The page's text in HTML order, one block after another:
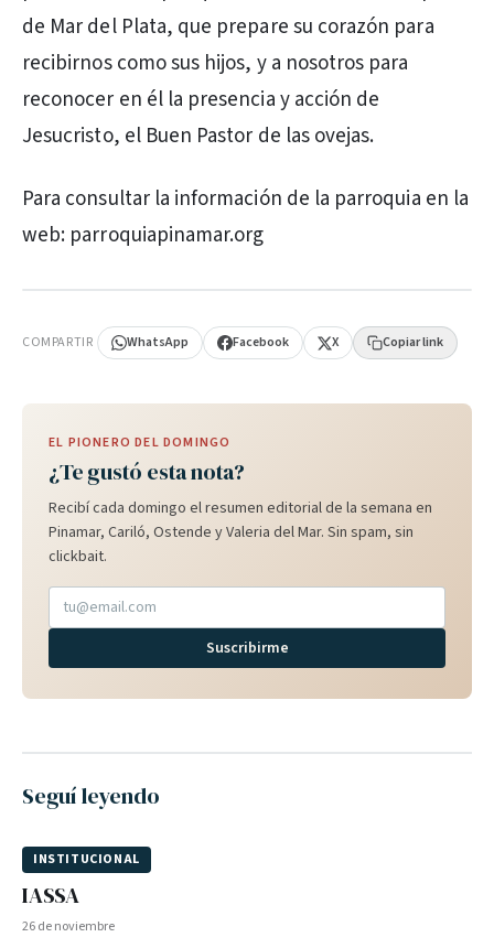
de Mar del Plata, que prepare su corazón para
recibirnos como sus hijos, y a nosotros para
reconocer en él la presencia y acción de
Jesucristo, el Buen Pastor de las ovejas.
Para consultar la información de la parroquia en la
web: parroquiapinamar.org
COMPARTIR WhatsApp Facebook X Copiar link
EL PIONERO DEL DOMINGO
¿Te gustó esta nota?
Recibí cada domingo el resumen editorial de la semana en
Pinamar, Cariló, Ostende y Valeria del Mar. Sin spam, sin
clickbait.
Suscribirme
Seguí leyendo
INSTITUCIONAL
IASSA
26 de noviembre